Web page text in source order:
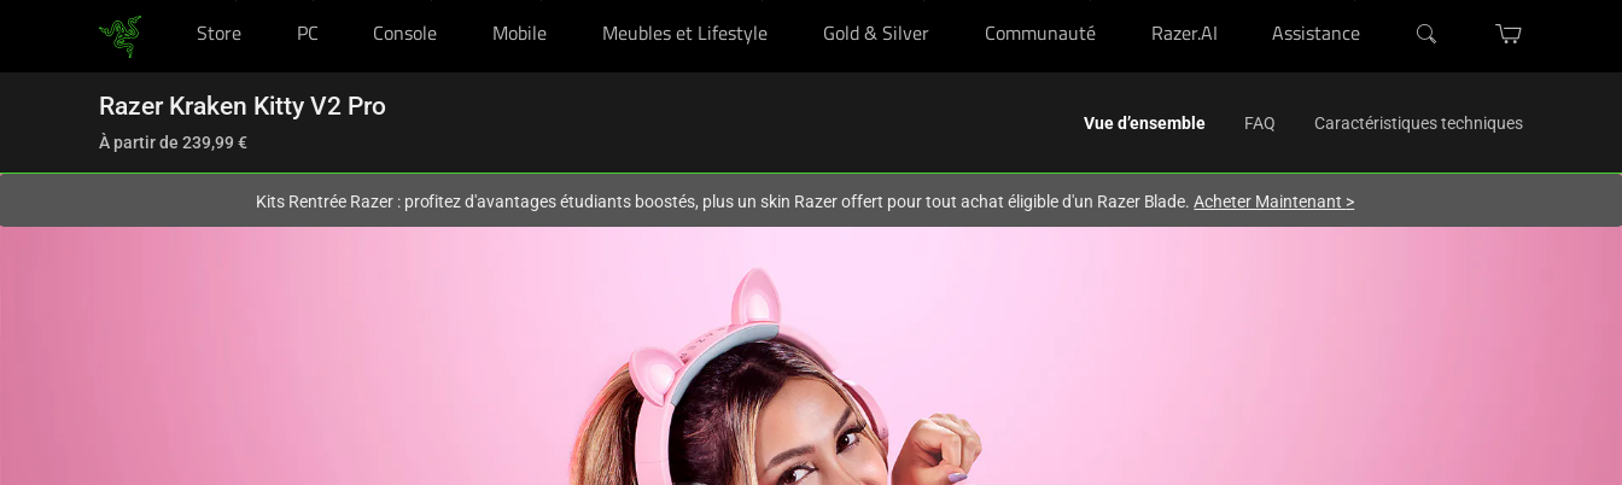
Store PC Console Mobile Meubles et Lifestyle Gold & Silver Communauté Razer.AI Assistance
Kits Rentrée Razer : profitez d'avantages étudiants boostés, plus un skin Razer offert pour tout achat éligible d'un Razer Blade.Acheter Maintenant >
Razer Kraken Kitty V2 Pro
À partir de 239,99 €
Vue d’ensemble FAQ
Activating
element
will
Caractéristiques techniques